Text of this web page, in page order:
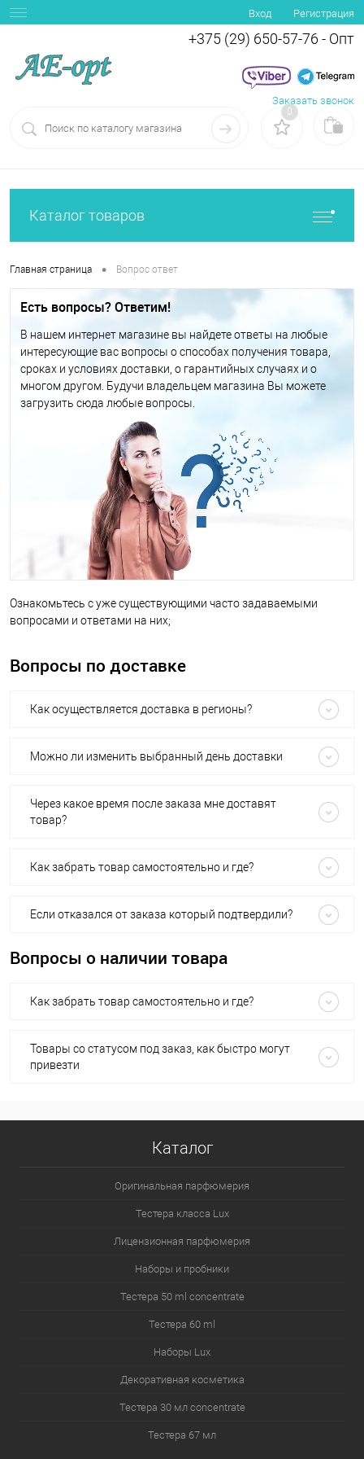
Вход Регистрация
+375 (29) 650-57-76 - Опт
Заказать звонок
0
Каталог товаров
Главная страница • Вопрос ответ
Есть вопросы? Ответим!
В нашем интернет магазине вы найдете ответы на любые
интересующие вас вопросы о способах получения товара,
сроках и условиях доставки, о гарантийных случаях и о
многом другом. Будучи владельцем магазина Вы можете
загрузить сюда любые вопросы.
Ознакомьтесь с уже существующими часто задаваемыми
вопросами и ответами на них;
Вопросы по доставке
Как осуществляется доставка в регионы?
Можно ли изменить выбранный день доставки
Через какое время после заказа мне доставят
товар?
Как забрать товар самостоятельно и где?
Если отказался от заказа который подтвердили?
Вопросы о наличии товара
Как забрать товар самостоятельно и где?
Товары со статусом под заказ, как быстро могут
привезти
Каталог
Оригинальная парфюмерия
Тестера класса Lux
Лицензионная парфюмерия
Наборы и пробники
Тестера 50 ml concentrate
Тестера 60 ml
Наборы Lux
Декоративная косметика
Тестера 30 мл concentrate
Тестера 67 мл